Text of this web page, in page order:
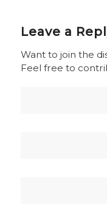
Leave a
Want to join the
Feel free to